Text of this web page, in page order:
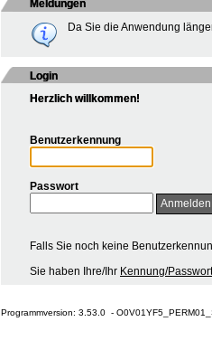
Meldungen
Da Sie die Anwendung
Login
Herzlich willkommen!
Benutzerkennung
Passwort
Falls Sie noch keine
Sie haben Ihre/Ihr Kennung/
Programmversion: 3.53.0 -